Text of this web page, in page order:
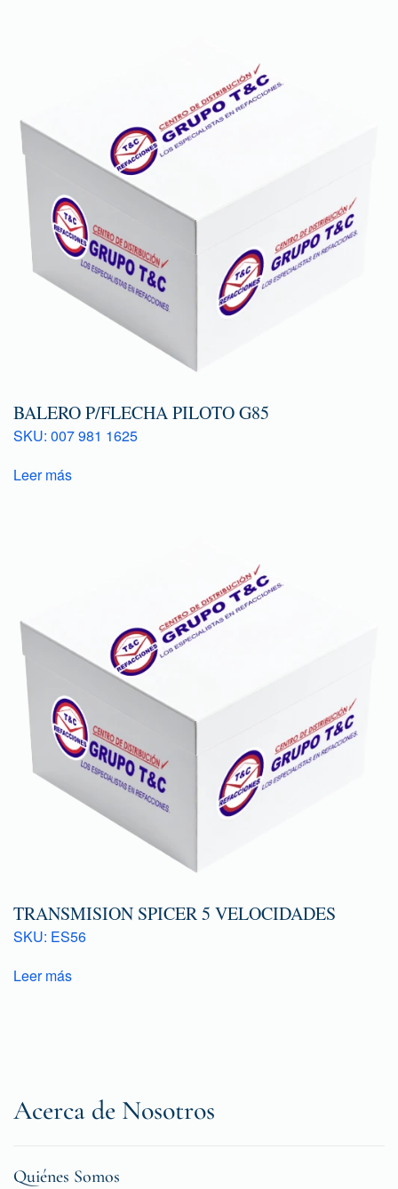
BALERO P/FLECHA PILOTO G85
SKU: 007 981 1625
Leer más
TRANSMISION SPICER 5 VELOCIDADES
SKU: ES56
Leer más
Acerca de Nosotros
Quiénes Somos